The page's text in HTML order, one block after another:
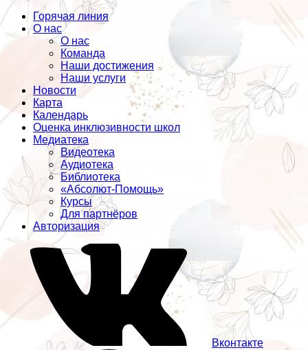
Горячая линия
О нас
О нас
Команда
Наши достижения
Наши услуги
Новости
Карта
Календарь
Оценка инклюзивности школ
Медиатека
Видеотека
Аудиотека
Библиотека
«Абсолют-Помощь»
Курсы
Для партнёров
Авторизация
Вконтакте